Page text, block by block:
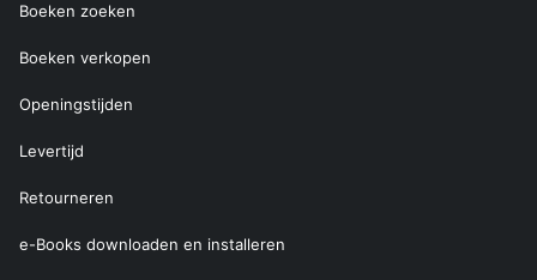
Boeken zoeken
Boeken verkopen
Openingstijden
Levertijd
Retourneren
e-Books downloaden en installeren